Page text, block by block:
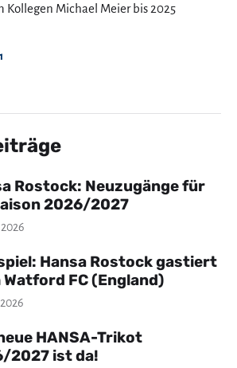
Kollegen Michael Meier bis 2025
Rostock: Neuzugänge für
2026/2027
Hansa Rostock gastiert
Watford FC (England)
HANSA-Trikot
2027 ist da!